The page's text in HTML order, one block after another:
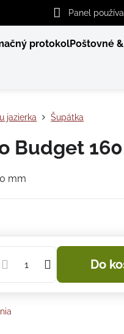
Panel
protokolPoštovné &
jazierka Šupátka
Budget
mm
Do